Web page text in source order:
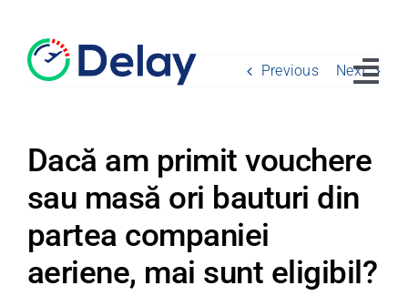
content
Drepturile pasagerilor
Despre noi
Previous Next
Dacă am primit vouchere
sau masă ori bauturi din
partea companiei
aeriene, mai sunt eligibil?